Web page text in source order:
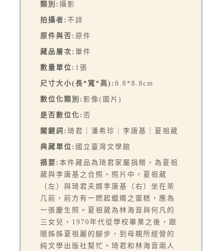
類別: 攝影
拍攝者: 不詳
原件與否: 原件
藏品層次: 單件
數量單位: 1張
尺寸大小(長*寬*高): 8.8*8.8cm
數位化類別: 影像(圖片)
是否數位化: 否
關鍵詞: 琦君｜潘希珍｜李唐基｜夏祖葳
典藏單位: 國立臺灣文學館
摘要: 本件藏品為琦君家屬捐贈，為夏祖
葳與李唐基之合照。照片中，夏祖葳
（左）與琦君夫婿李唐基（右）坐在茶
几前，前方有一燃起蠟燭之蛋糕，應為
一張慶生照。夏祖葳為林海音與何凡的
三女兒，1970年代從學校畢業之後，跟
隨姊姊夏祖麗的腳步，到母親所經營的
純文學出版社幫忙。琦君和林海音兩人